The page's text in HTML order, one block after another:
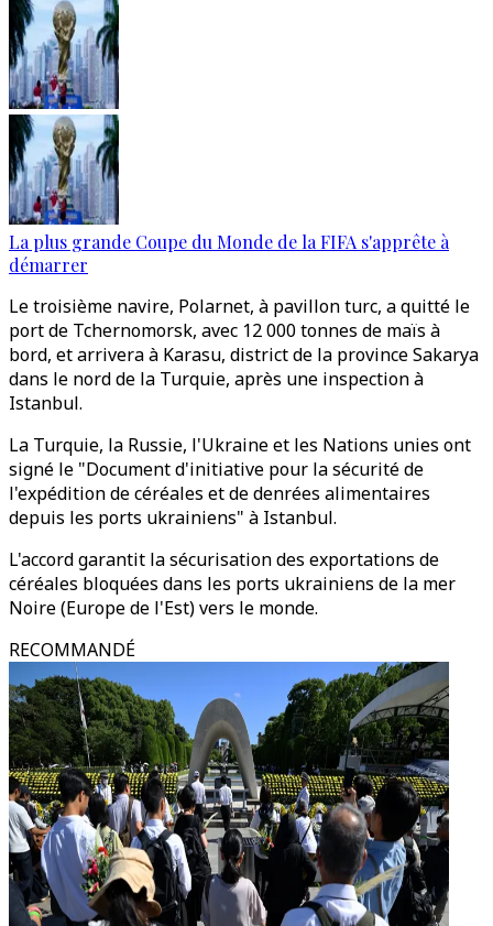
La plus grande Coupe du Monde de la FIFA s'apprête à
démarrer
Le troisième navire, Polarnet, à pavillon turc, a quitté le
port de Tchernomorsk, avec 12 000 tonnes de maïs à
bord, et arrivera à Karasu, district de la province Sakarya
dans le nord de la Turquie, après une inspection à
Istanbul.
La Turquie, la Russie, l'Ukraine et les Nations unies ont
signé le "Document d'initiative pour la sécurité de
l'expédition de céréales et de denrées alimentaires
depuis les ports ukrainiens" à Istanbul.
L'accord garantit la sécurisation des exportations de
céréales bloquées dans les ports ukrainiens de la mer
Noire (Europe de l'Est) vers le monde.
RECOMMANDÉ